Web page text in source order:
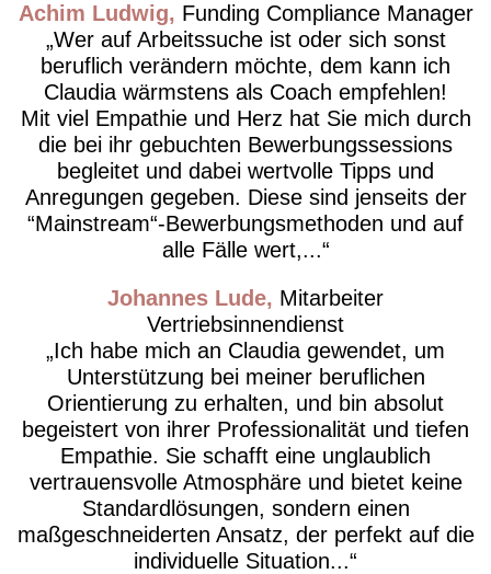
Achim Ludwig
Funding Compliance Manager
Wer auf Arbeitssuche ist oder sich sonst
beruflich verändern möchte, dem kann ich
Claudia wärmstens als Coach empfehlen!
Mit viel Empathie und Herz hat Sie mich durch
die bei ihr gebuchten Bewerbungssessions
begleitet und dabei wertvolle Tipps und
Anregungen gegeben. Diese sind jenseits der
“Mainstream“-Bewerbungsmethoden und auf
alle Fälle wert,...
Johannes Lude Mitarbeiter
Vertriebsinnendienst
​Ich habe mich an Claudia gewendet, um
Unterstützung bei meiner beruflichen
Orientierung zu erhalten, und bin absolut
begeistert von ihrer Professionalität und tiefen
Empathie. Sie schafft eine unglaublich
vertrauensvolle Atmosphäre und bietet keine
Standardlösungen, sondern einen
maßgeschneiderten Ansatz, der perfekt auf die
individuelle Situation...